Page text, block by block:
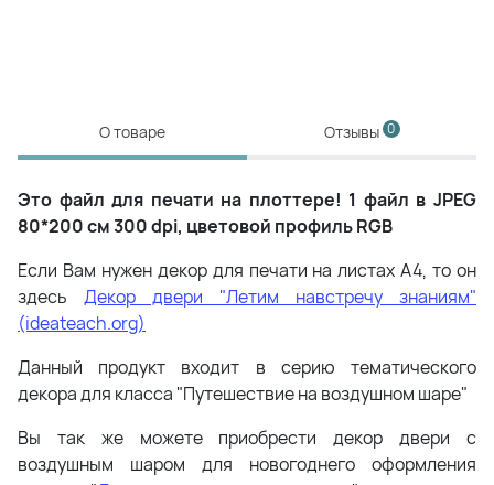
О товаре Отзывы 0
Это файл для печати на плоттере! 1 файл в JPEG
80*200 см 300 dpi, цветовой профиль RGB
Если Вам нужен декор для печати на листах А4, то он
здесь Декор двери "Летим навстречу знаниям"
(ideateach.org)
Данный продукт входит в серию тематического
декора для класса "Путешествие на воздушном шаре"
Вы так же можете приобрести декор двери с
воздушным шаром для новогоднего оформления